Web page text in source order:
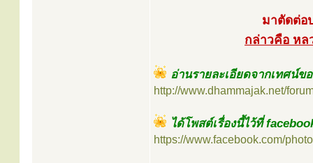
มาตัดต่อ
กล่าวคือ หล
อ่านรายละเอียดจากเทศน์ข
http://www.dhammajak.net/
ได้โพสต์เรื่องนี้ไว้ที่
https://www.facebook.com/